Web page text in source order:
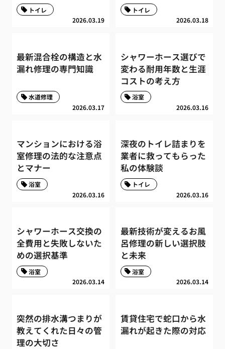
2026.03.19
トイレ
2026.03.18
トイレ
最新混合栓の構造と水
漏れ修理の専門知識
2026.03.17
水道修理
シャワーホース選びで
変わる耐用年数と生涯
コストの考え方
2026.03.16
浴室
マンションにおける浴
室修理の法的な注意点
とマナー
2026.03.16
浴室
深夜のトイレ詰まりを
業者に救ってもらった
私の体験談
2026.03.16
トイレ
シャワーホース交換の
全費用と失敗しないた
めの選択基準
2026.03.14
浴室
最新技術が変えるお風
呂修理の新しい選択肢
と未来
2026.03.14
浴室
突然の排水溝つまりが
教えてくれた日々の管
理の大切さ
賃貸住宅で蛇口から水
漏れが起きた際の対応